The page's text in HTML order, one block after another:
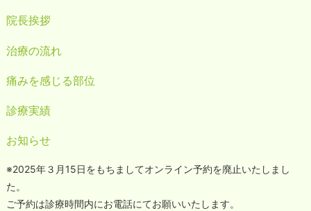
院長挨拶
治療の流れ
痛みを感じる部位
診療実績
お知らせ
※2025年３月15日をもちましてオンライン予約を廃止いたしまし
た。
ご予約は診療時間内にお電話にてお願いいたします。